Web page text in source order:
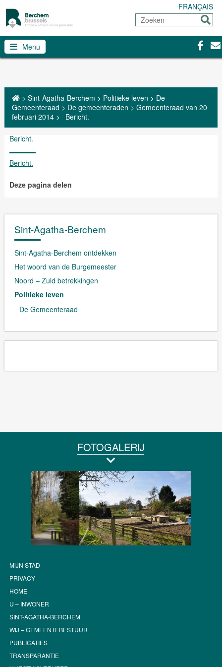
FRANÇAIS
Zoeken
Sturen
Menu
> Sint-Agatha-Berchem > Politieke leven > De
Gemeenteraad > De gemeenteraden > Gemeenteraad van 20
februari 2014> Bericht.
Bericht.
Bericht.
Deze pagina delen
Sint-Agatha-Berchem
Sint-Agatha-Berchem ontdekken
Het woord van de Burgemeester
Noord – Zuid betrekkingen
Politieke leven
De Gemeenteraad
FOTOGALERIJ
MIJN STAD
PRIVACY
HOME
U – INWONER
SINT-AGATHA-BERCHEM
WIJ – GEMEENTEBESTUUR
PUBLICATIES
TRANSPARANTIE